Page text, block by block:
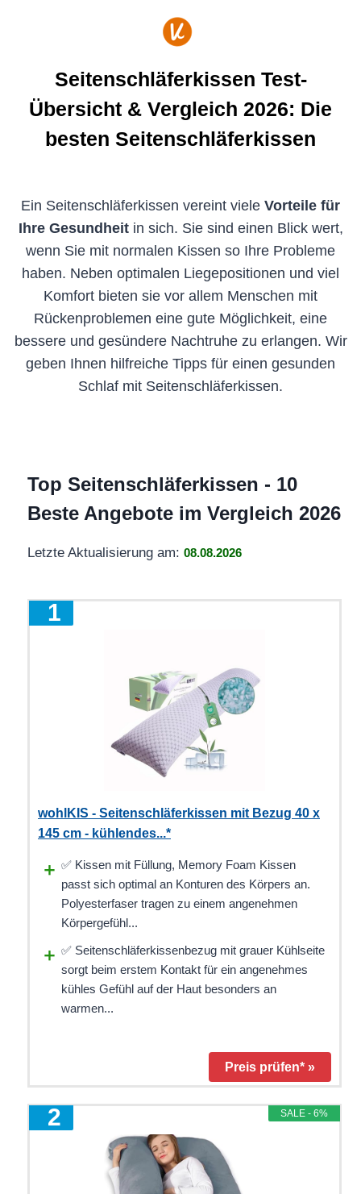
Seitenschläferkissen Test-
Übersicht & Vergleich 2026: Die
besten Seitenschläferkissen
Ein Seitenschläferkissen vereint viele Vorteile für
Ihre Gesundheitin sich. Sie sind einen Blick wert,
wenn Sie mit normalen Kissen so Ihre Probleme
haben. Neben optimalen Liegepositionen und viel
Komfort bieten sie vor allem Menschen mit
Rückenproblemen eine gute Möglichkeit, eine
bessere und gesündere Nachtruhe zu erlangen. Wir
geben Ihnen hilfreiche Tipps für einen gesunden
Schlaf mit Seitenschläferkissen.
Top Seitenschläferkissen - 10
Beste Angebote im Vergleich 2026
Letzte Aktualisierung am: 08.08.2026
wohlKIS - Seitenschläferkissen mit Bezug 40 x
145 cm - kühlendes...*
✅ Kissen mit Füllung, Memory Foam Kissen
passt sich optimal an Konturen des Körpers an.
Polyesterfaser tragen zu einem angenehmen
Körpergefühl...
✅ Seitenschläferkissenbezug mit grauer Kühlseite
sorgt beim erstem Kontakt für ein angenehmes
kühles Gefühl auf der Haut besonders an
warmen...
Preis prüfen* »
SALE - 6%